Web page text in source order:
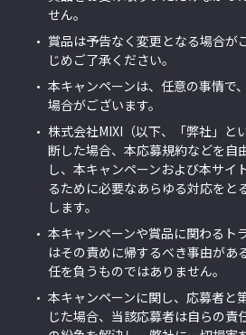
せん。
賞品は予告なく変更となる場合が
じめご了承ください。
本キャンペーンは、任意の事情で
場合がございます。
株式会社MIXI（以下、「弊社」と
断した場合、本応募規約などを自
し、本キャンペーンおよび本サイ
るために必要なあらゆる対応をと
します。
本キャンペーンや賞品に関わるト
はその責めに帰するべき事由があ
任を負うものではありません。
本キャンペーンに関し、応募者と
じた場合、当該応募者は自らの責